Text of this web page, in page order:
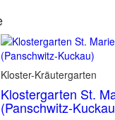
Kloster-Kräutergarten
Klostergarten St.
(Panschwitz-